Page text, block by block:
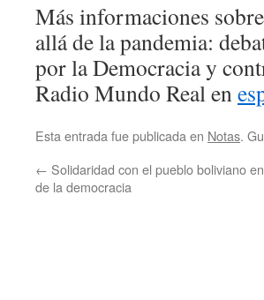
Más informaciones
allá de la pandemia:
por la Democracia y
Radio Mundo Real en
Esta entrada fue publicada en Notas.
← Solidaridad con el pueblo boliviano
de la democracia